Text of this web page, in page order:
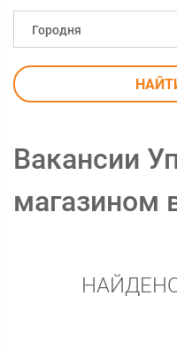
Городня
Вакансии
магазином